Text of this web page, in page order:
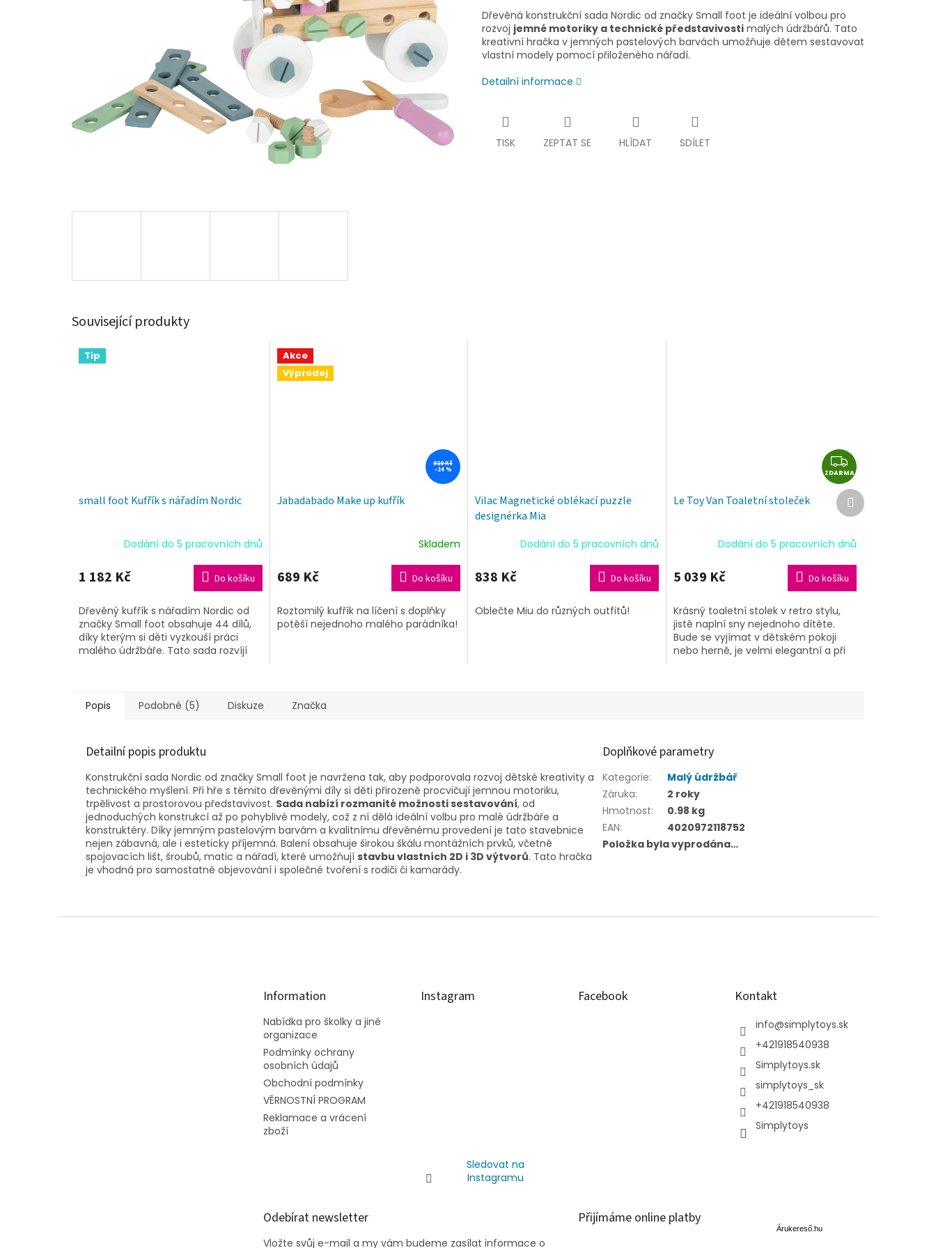
Dřevěná konstrukční sada Nordic od značky Small foot je ideální volbou pro
rozvoj jemné motoriky a technické představivosti malých údržbářů. Tato
kreativní hračka v jemných pastelových barvách umožňuje dětem sestavovat
vlastní modely pomocí přiloženého nářadí.
Detailní informace
TISK ZEPTAT SE HLÍDAT SDÍLET
Související produkty
Tip
small foot Kufřík s nářadím Nordic
Dodání do 5 pracovních dnů
1 182 Kč Do košíku
Dřevěný kufřík s nářadím Nordic od
značky Small foot obsahuje 44 dílů,
díky kterým si děti vyzkouší práci
malého údržbáře. Tato sada rozvíjí
Akce
Výprodej
810 Kč
–14 %
Jabadabado Make up kufřík
produktu
je
z
5
Skladem
689 Kč Do košíku
Roztomilý kufřík na líčení s doplňky
potěší nejednoho malého parádníka!
Vilac Magnetické oblékací puzzle
designérka Mia
Dodání do 5 pracovních dnů
838 Kč Do košíku
Oblečte Miu do různých outfitů!
Z
D
A
R
A
ZDARMA
Le Toy Van Toaletní stoleček
Dodání do 5 pracovních dnů
5 039 Kč Do košíku
Krásný toaletní stolek v retro stylu,
jistě naplní sny nejednoho dítěte.
Bude se vyjímat v dětském pokoji
nebo herně, je velmi elegantní a při
Další
produkt
Popis Podobné (5) Diskuze Značka
Detailní popis produktu
Konstrukční sada Nordic od značky Small foot je navržena tak, aby podporovala rozvoj dětské kreativity a
technického myšlení. Při hře s těmito dřevěnými díly si děti přirozeně procvičují jemnou motoriku,
trpělivost a prostorovou představivost. Sada nabízí rozmanité možnosti sestavování, od
jednoduchých konstrukcí až po pohyblivé modely, což z ní dělá ideální volbu pro malé údržbáře a
konstruktéry. Díky jemným pastelovým barvám a kvalitnímu dřevěnému provedení je tato stavebnice
nejen zábavná, ale i esteticky příjemná. Balení obsahuje širokou škálu montážních prvků, včetně
spojovacích lišt, šroubů, matic a nářadí, které umožňují stavbu vlastních 2D i 3D výtvorů. Tato hračka
je vhodná pro samostatné objevování i společné tvoření s rodiči či kamarády.
Doplňkové parametry
Kategorie:
Malý údržbář
Záruka:
2 roky
Hmotnost:
0.98 kg
EAN:
4020972118752
Položka byla vyprodána…
Information
Nabídka pro školky a jiné
organizace
Podmínky ochrany
osobních údajů
Obchodní podmínky
VĚRNOSTNÍ PROGRAM
Reklamace a vrácení
zboží
Instagram
Sledovat na
Instagramu
Facebook Kontakt
info@simplytoys.sk
+421918540938
Simplytoys.sk
simplytoys_sk
+421918540938
Simplytoys
Odebírat newsletter
Vložte svůj e-mail a my vám budeme zasílat informace o
Přijímáme online platby
Árukereső.hu